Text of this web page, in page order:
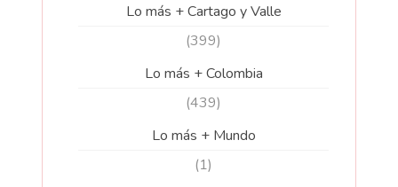
Lo más + Cartago y Valle
(399)
Lo más + Colombia
(439)
Lo más + Mundo
(1)